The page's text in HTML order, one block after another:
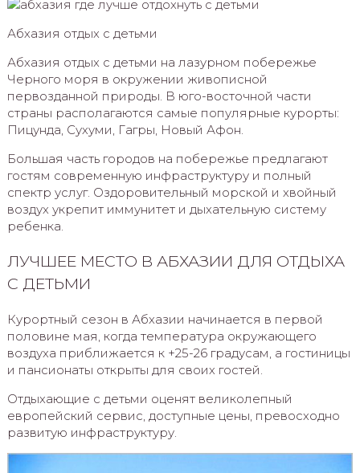
Абхазия отдых с детьми
Абхазия отдых с детьми на лазурном побережье
Черного моря в окружении живописной
первозданной природы. В юго-восточной части
страны располагаются самые популярные курорты:
Пицунда, Сухуми, Гагры, Новый Афон.
Большая часть городов на побережье предлагают
гостям современную инфраструктуру и полный
спектр услуг. Оздоровительный морской и хвойный
воздух укрепит иммунитет и дыхательную систему
ребенка.
ЛУЧШЕЕ МЕСТО В АБХАЗИИ ДЛЯ ОТДЫХА
С ДЕТЬМИ
Курортный сезон в Абхазии начинается в первой
половине мая, когда температура окружающего
воздуха приближается к +25-26 градусам, а гостиницы
и пансионаты открыты для своих гостей.
Отдыхающие с детьми оценят великолепный
европейский сервис, доступные цены, превосходно
развитую инфраструктуру.